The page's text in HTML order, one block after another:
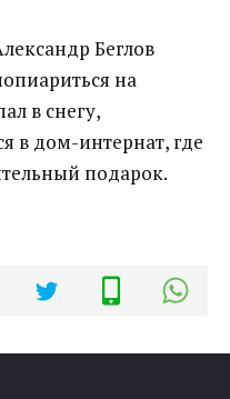
Беглов
на
в снегу,
в дом-интернат, где
подарок.